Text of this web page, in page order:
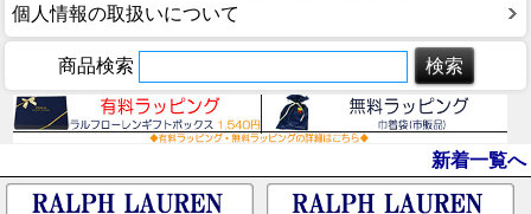
個人情報の取扱いについて
商品検索
新着一覧へ